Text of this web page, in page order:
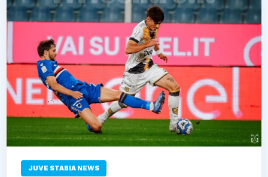
JUVE STABIA NEWS